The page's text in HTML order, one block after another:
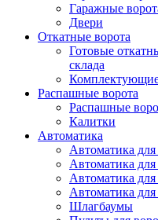
Гаражные
Двери
Откатные ворота
Готовые
склада
Распашные ворота
Распашные
Калитки
Автоматика
Автоматика
Автоматика
Автоматика
Автоматика
Шлагбаумы